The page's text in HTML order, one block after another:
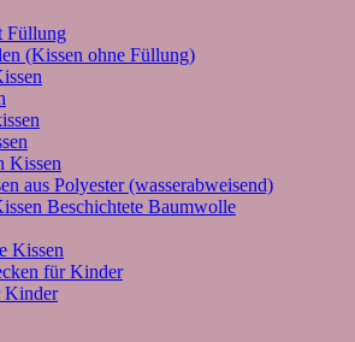
Füllung
(Kissen ohne Füllung)
Kissen
aus Polyester (wasserabweisend)
Beschichtete Baumwolle
Kissen
für Kinder
Kinder